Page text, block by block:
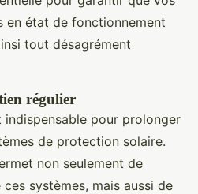
en état de fonctionnement
tout désagrément
régulier
indispensable pour prolonger
de protection solaire.
non seulement de
systèmes, mais aussi de